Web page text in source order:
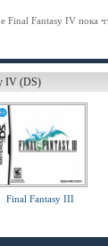
Final Fantasy IV пока
IV (DS)
Final Fantasy III